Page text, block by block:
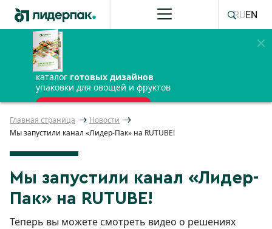
каталог готовых дизайнов
упаковки для овощей и фруктов
ПОЛУЧИТЬ БЕСПЛАТНО
RUEN
Главная страница
Новости
Мы запустили канал «Лидер-Пак» на RUTUBE!
Мы запустили канал «Лидер-
Пак» на RUTUBE!
Теперь вы можете смотреть видео о решениях